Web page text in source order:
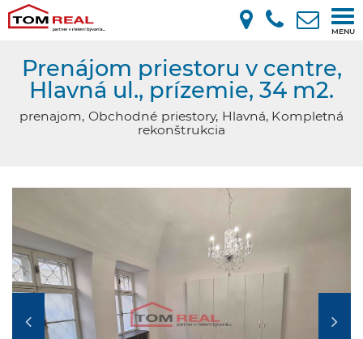
MENU
Prenájom priestoru v centre,
Hlavná ul., prízemie, 34 m2.
prenajom, Obchodné priestory, Hlavná, Kompletná
rekonštrukcia